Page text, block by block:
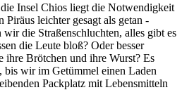
Insel Chios liegt die Notwendigkeit
Piräus leichter gesagt als getan -
die Straßenschluchten, alles gibt es
die Leute bloß? Oder besser
ihre Brötchen und ihre Wurst? Es
bis wir im Getümmel einen Laden
Packplatz mit Lebensmitteln